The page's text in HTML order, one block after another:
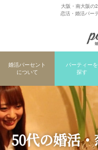
大阪・南大阪の
恋活・婚活パー
婚活パーセント
について
パーティーを
探す
50代の婚活